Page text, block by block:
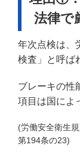
法律で
年次点検は、
検査」と呼ば
ブレーキの性
項目は国によ
(労働安全衛生
第194条の23)